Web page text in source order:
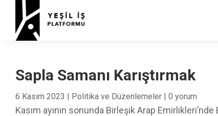
Sapla Samanı Karıştırmak
6 Kasım 2023 | Politika ve Düzenlemeler | 0 yorum
Kasım ayının sonunda Birleşik Arap